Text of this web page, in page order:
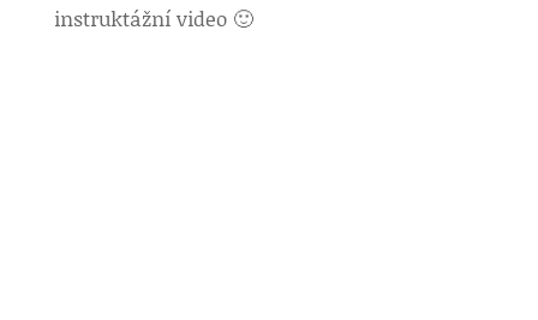
instruktážní video 🙂